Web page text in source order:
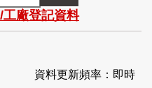
工廠登記資料
資料更新頻率：即時